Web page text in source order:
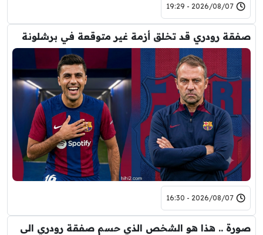
2026/08/07 - 19:29
صفقة رودري قد تخلق أزمة غير متوقعة في برشلونة
2026/08/07 - 16:30
صورة .. هذا هو الشخص الذي حسم صفقة رودري الى